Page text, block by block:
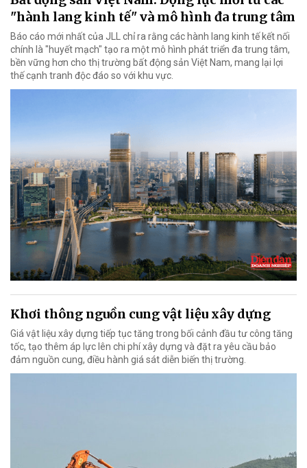
"hành lang kinh tế" và mô hình đa trung tâm
Báo cáo mới nhất của JLL chỉ ra rằng các hành lang kinh tế kết nối
chính là "huyết mạch" tạo ra một mô hình phát triển đa trung tâm,
bền vững hơn cho thị trường bất động sản Việt Nam, mang lại lợi
thế cạnh tranh độc đáo so với khu vực.
Khơi thông nguồn cung vật liệu xây dựng
Giá vật liệu xây dựng tiếp tục tăng trong bối cảnh đầu tư công tăng
tốc, tạo thêm áp lực lên chi phí xây dựng và đặt ra yêu cầu bảo
đảm nguồn cung, điều hành giá sát diễn biến thị trường.